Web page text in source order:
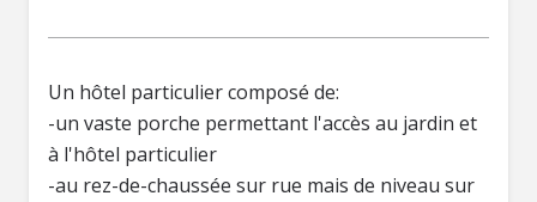
Un hôtel particulier composé de:
-un vaste porche permettant l'accès au jardin et
à l'hôtel particulier
-au rez-de-chaussée sur rue mais de niveau sur